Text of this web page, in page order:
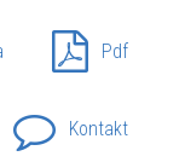
Pdf
Kontakt